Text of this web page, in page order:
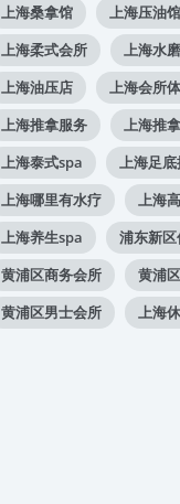
上海桑拿馆
上海压油馆
上海柔式会所
上海水
上海油压店
上海会所
上海推拿服务
上海推拿
上海泰式spa
上海足
上海哪里有水疗
上海
上海养生spa
浦东新
黄浦区商务会所
黄浦
黄浦区男士会所
上海